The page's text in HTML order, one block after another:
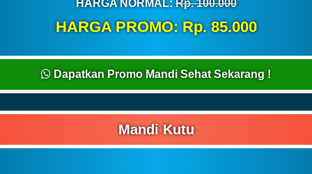
HARGA NORMAL:Rp. 100.000
HARGA PROMO: Rp. 85.000
Dapatkan Promo Mandi Sehat Sekarang !
Mandi Kutu